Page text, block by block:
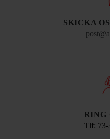
SKICKA
RING
Tlf: 73-